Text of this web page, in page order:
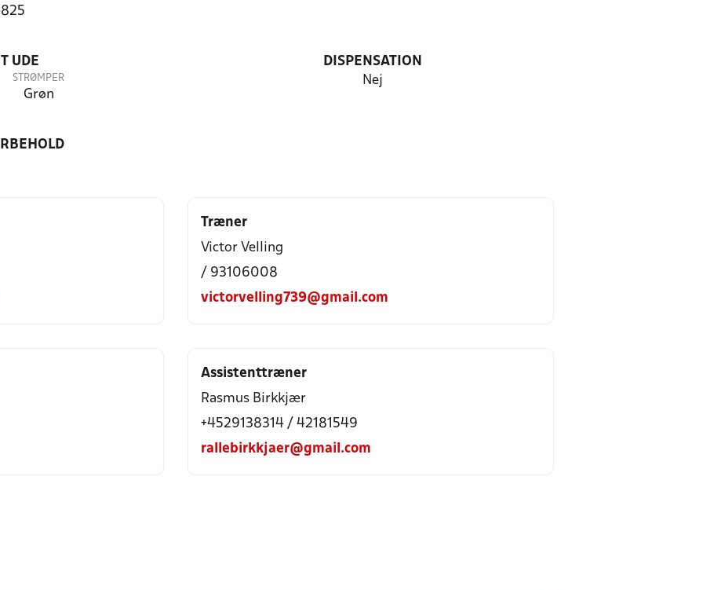
UDE
STRØMPER
Grøn
DISPENSATION
Nej
Træner
Victor Velling
/ 93106008
victorvelling739@gmail.com
Assistenttræner
Rasmus Birkkjær
+4529138314 / 42181549
rallebirkkjaer@gmail.com